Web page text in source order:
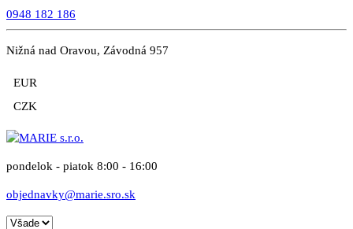
0948 182 186
Nižná nad Oravou, Závodná 957
EUR
CZK
pondelok - piatok 8:00 - 16:00
objednavky@marie.sro.sk